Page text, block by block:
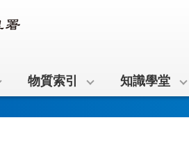
物質索引 知識學堂